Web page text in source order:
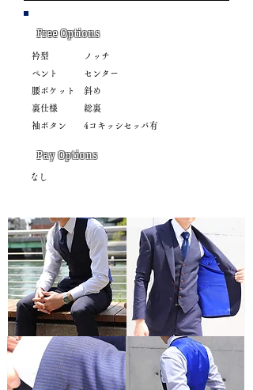
Free Options
衿型 ノッチ
ペント センター
腰ポケット 斜め
裏仕様 総裏
袖ボタン 4コキッシセッパ有
Pay Options
​なし